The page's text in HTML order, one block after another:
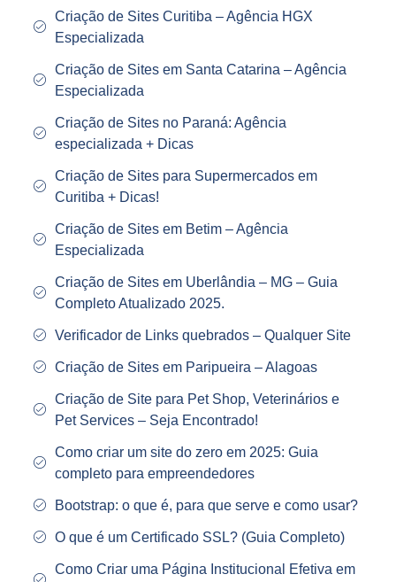
Criação de Sites Curitiba – Agência HGX
Especializada
Criação de Sites em Santa Catarina – Agência
Especializada
Criação de Sites no Paraná: Agência
especializada + Dicas
Criação de Sites para Supermercados em
Curitiba + Dicas!
Criação de Sites em Betim – Agência
Especializada
Criação de Sites em Uberlândia – MG – Guia
Completo Atualizado 2025.
Verificador de Links quebrados – Qualquer Site
Criação de Sites em Paripueira – Alagoas
Criação de Site para Pet Shop, Veterinários e
Pet Services – Seja Encontrado!
Como criar um site do zero em 2025: Guia
completo para empreendedores
Bootstrap: o que é, para que serve e como usar?
O que é um Certificado SSL? (Guia Completo)
Como Criar uma Página Institucional Efetiva em